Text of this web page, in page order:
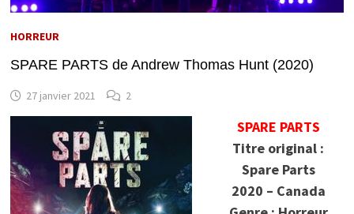
HORREUR
SPARE PARTS de Andrew Thomas Hunt (2020)
27 janvier 2021 2
SPARE PARTS
Titre original :
Spare Parts
2020 – Canada